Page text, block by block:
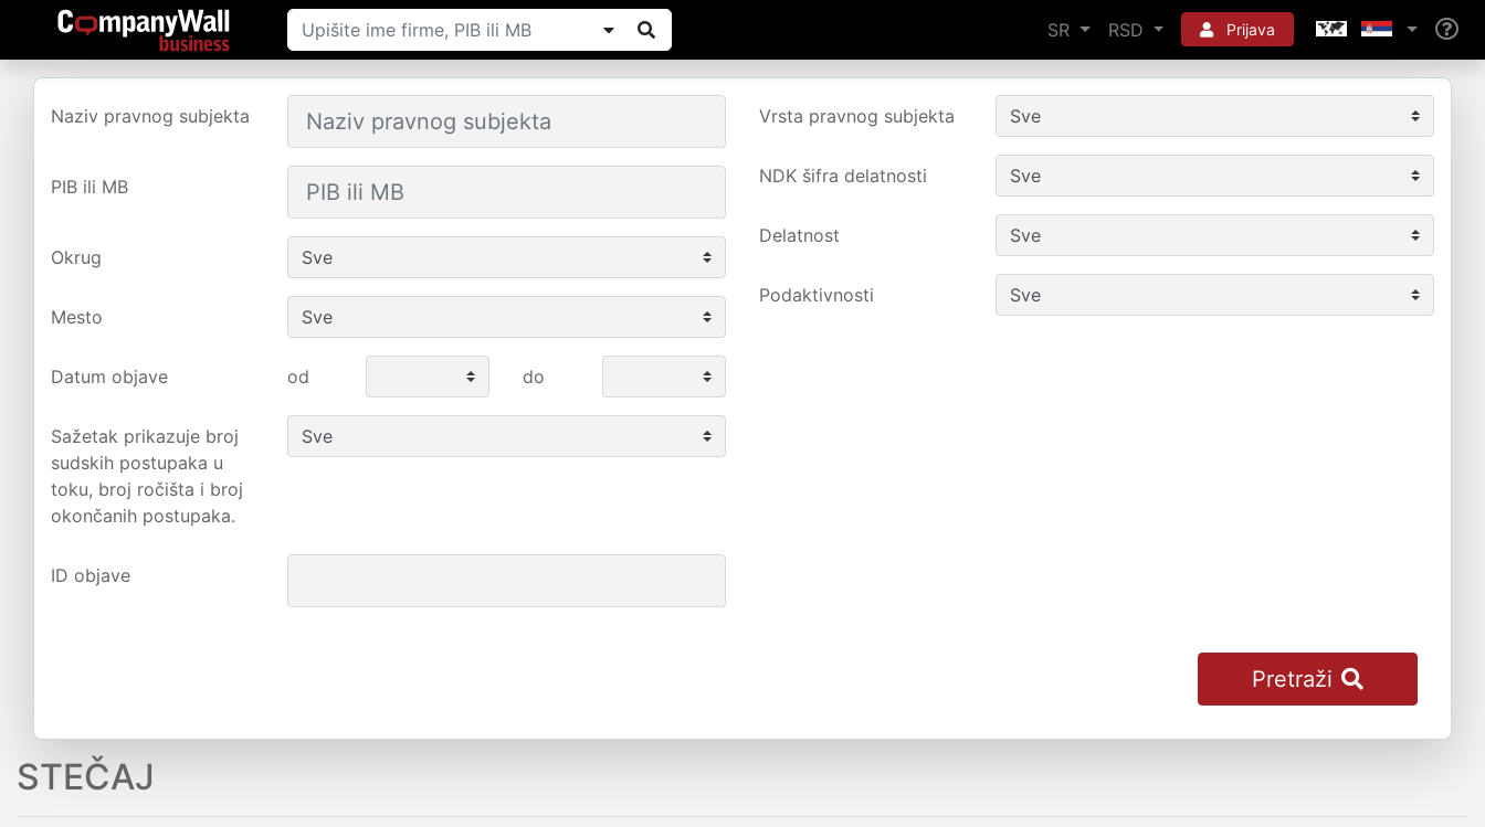
SR RSD Prijava
Naziv pravnog subjekta
PIB ili MB
Okrug
Mesto
Vrsta pravnog subjekta
NDK šifra delatnosti
Delatnost
Podaktivnosti
Datum objave od do
Sažetak prikazuje broj
sudskih postupaka u
toku, broj ročišta i broj
okončanih postupaka.
ID objave
Pretraži
STEČAJ